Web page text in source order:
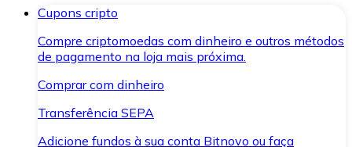
Cupons cripto
Compre criptomoedas com dinheiro e outros métodos
de pagamento na loja mais próxima.
Comprar com dinheiro
Transferência SEPA
Adicione fundos à sua conta Bitnovo ou faça